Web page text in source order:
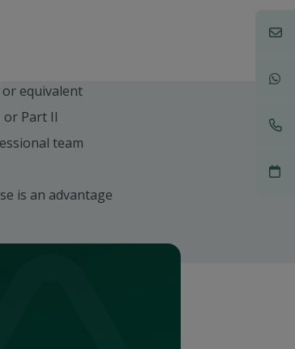
or equivalent
Part II
team
is an advantage